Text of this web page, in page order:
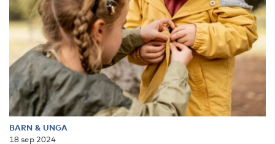
BARN & UNGA
18 sep 2024